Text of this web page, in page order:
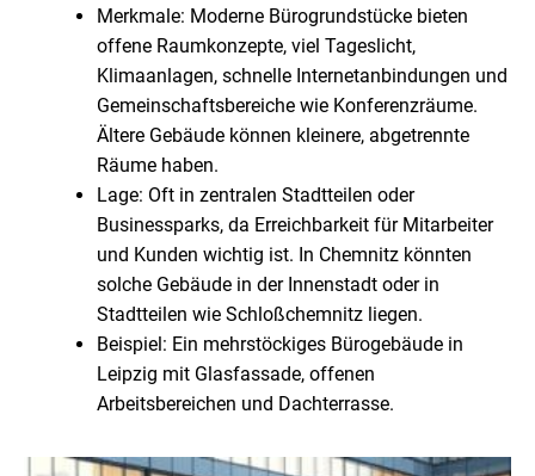
Merkmale: Moderne Bürogrundstücke bieten
offene Raumkonzepte, viel Tageslicht,
Klimaanlagen, schnelle Internetanbindungen und
Gemeinschaftsbereiche wie Konferenzräume.
Ältere Gebäude können kleinere, abgetrennte
Räume haben.
Lage: Oft in zentralen Stadtteilen oder
Businessparks, da Erreichbarkeit für Mitarbeiter
und Kunden wichtig ist. In Chemnitz könnten
solche Gebäude in der Innenstadt oder in
Stadtteilen wie Schloßchemnitz liegen.
Beispiel: Ein mehrstöckiges Bürogebäude in
Leipzig mit Glasfassade, offenen
Arbeitsbereichen und Dachterrasse.